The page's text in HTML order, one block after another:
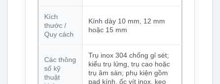
Kích
thước /
Quy cách
Kính dày 10 mm, 12 mm
hoặc 15 mm
Các thông
số kỹ
thuật
Trụ inox 304 chống gỉ sét;
kiểu trụ lửng, trụ cao hoặc
trụ âm sàn; phụ kiện gồm
pad kính, ốc vít inox, keo